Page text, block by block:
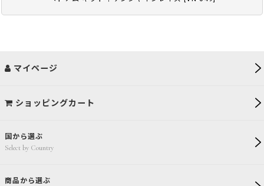
国から選ぶ
Select by Country
商品から選ぶ
マイページ
ショッピングカート